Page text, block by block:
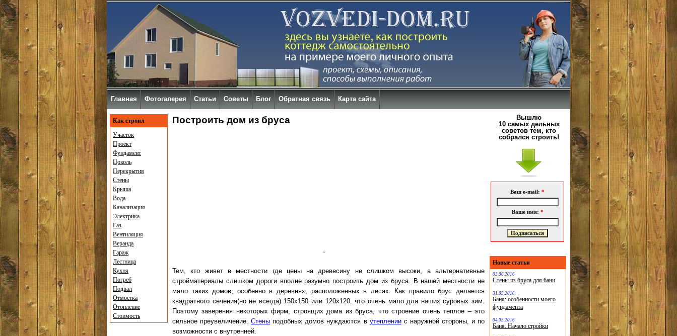
Построить дом из бруса
'
Тем, кто живет в местности где цены на древесину не слишком высоки, а альтернативные
стройматериалы слишком дороги вполне разумно построить дом из бруса. В нашей местности не
мало таких домов, особенно в деревнях, расположенных в лесах. Как правило брус делается
квадратного сечения(но не всегда) 150х150 или 120х120, что очень мало для наших суровых зим.
Поэтому заверения некоторых фирм, строящих дома из бруса, что строение очень теплое – это
сильное преувеличение.Стены подобных домов нуждаются в утеплениис наружной стороны, и по
возможности с внутренней.
Как строил
Участок
Проект
Фундамент
Цоколь
Перекрытия
Стены
Крыша
Вода
Канализация
Электрика
Газ
Вентиляция
Веранда
Гараж
Лестница
Кухня
Погреб
Подвал
Отмостка
Отопление
Стоимость
Вышлю
10 самых дельных
советов тем, кто
собрался строить!
Ваш e-mail: *
Ваше имя: *
Новые статьи
03.06.2016
Стены из бруса для бани
31.05.2016
Баня: особенности моего
фундамента
04.05.2016
Баня. Начало стройки
Главная Фотогалерея Статьи Советы Блог Обратная связь Карта сайта